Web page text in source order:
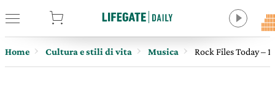
Home Cultura e stili di vita Musica Rock Files Today –